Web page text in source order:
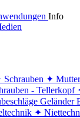
Info
Schrauben ✦
- Tellerkopf
Geländer
✦